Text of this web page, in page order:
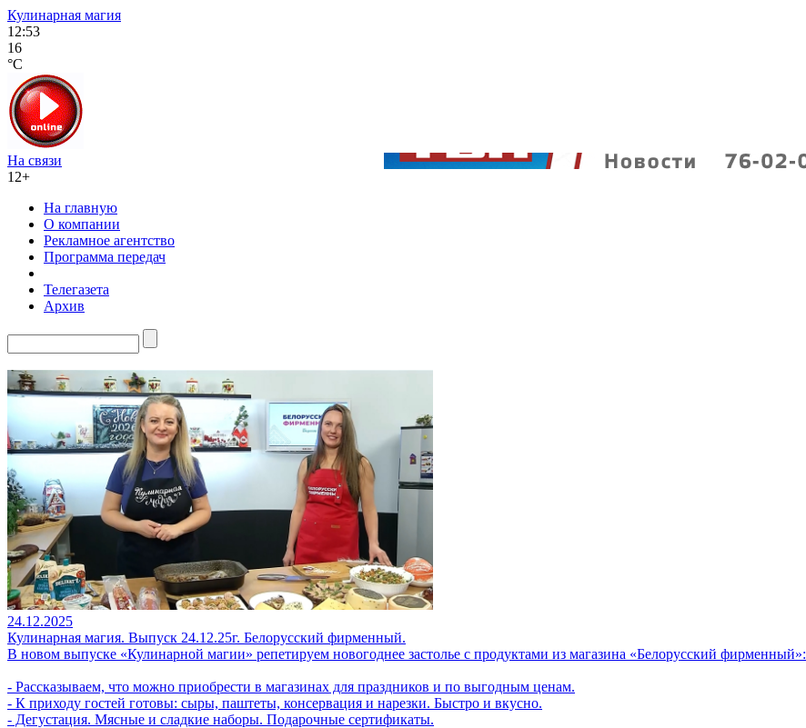
Кулинарная магия
12:53
16
°C
На связи
12+
На главную
О компании
Рекламное агентство
Программа передач
Телегазета
Архив
24.12.2025
Кулинарная магия. Выпуск 24.12.25г. Белорусский фирменный.
В новом выпуске «Кулинарной магии» репетируем новогоднее застолье с продуктами из магазина «Белорусский фирменный»:
- Рассказываем, что можно приобрести в магазинах для праздников и по выгодным ценам.
- К приходу гостей готовы: сыры, паштеты, консервация и нарезки. Быстро и вкусно.
- Дегустация. Мясные и сладкие наборы. Подарочные сертификаты.